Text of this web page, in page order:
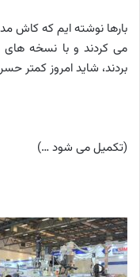
بارها نوشته ایم که کاش
می کردند و با نسخه
بردند، شاید امروز کمتر
(تکمیل می شود …)